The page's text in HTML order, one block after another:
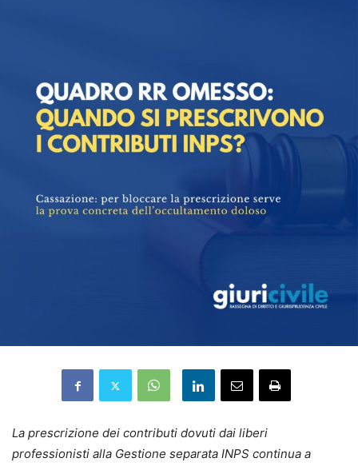
La prescrizione dei contributi dovuti dai liberi
professionisti alla Gestione separata INPS continua a